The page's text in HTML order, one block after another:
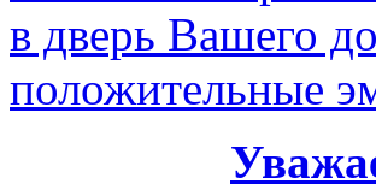
в дверь Вашего
положительные